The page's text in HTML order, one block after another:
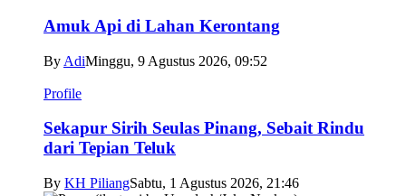
Amuk Api di Lahan Kerontang
By AdiMinggu, 9 Agustus 2026, 09:52
Profile
Sekapur Sirih Seulas Pinang, Sebait Rindu
dari Tepian Teluk
By KH PiliangSabtu, 1 Agustus 2026, 21:46